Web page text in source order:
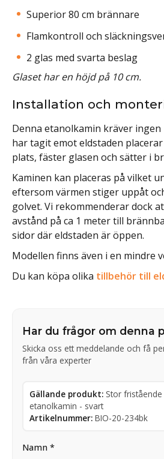
Superior 80 cm brännare
Flamkontroll och
2 glas med svarta beslag
Glaset har en höjd på 10 cm.
Installation och
Denna etanolkamin kräver
har tagit emot eldstaden
plats, fäster glasen och sätter i
Kaminen kan placeras på vilket
eftersom värmen stiger uppåt
golvet. Vi rekommenderar dock
avstånd på ca 1 meter till
sidor där eldstaden är öppen.
Modellen finns även i en mindre
Du kan köpa olika tillbehör till
Har du frågor om denna
Skicka oss ett meddelande och få
från våra experter
Gällande produkt: Stor
etanolkamin - svart
Artikelnummer: BIO-20-234bk
Namn *